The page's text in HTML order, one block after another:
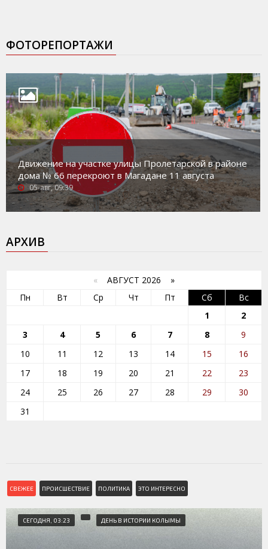
ФОТОРЕПОРТАЖИ
Движение на участке улицы Пролетарской в районе
дома № 66 перекроют в Магадане 11 августа
05-авг, 09:39
АРХИВ
« АВГУСТ 2026 »
Пн
Вт Ср Чт Пт Сб
Вс
1
2
3
4 5 6 7 8
9
10
11 12 13 14 15
16
17
18 19 20 21 22
23
24
25 26 27 28 29
30
31
СВЕЖЕЕ ПРОИСШЕСТВИЕ ПОЛИТИКА ЭТО ИНТЕРЕСНО
СЕГОДНЯ, 03:23 ДЕНЬ В ИСТОРИИ КОЛЫМЫ